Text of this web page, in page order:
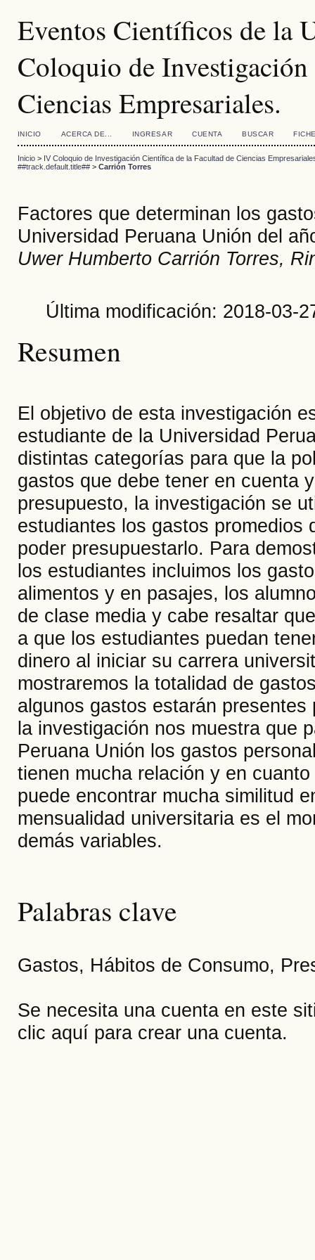
Eventos Científicos de la
Coloquio de
Ciencias Empresariales.
INICIO ACERCA DE... INGRESAR CUENTA BUSCAR
Inicio> IV Coloquio de Investigación Científica de la Facultad de Ciencias
##track.default.title##> Carrión Torres
Factores que determinan los
Universidad Peruana Unión del
Uwer Humberto Carrión Torres,
Última modificación: 2018-03-
Resumen
El objetivo de esta investigación
estudiante de la Universidad
distintas categorías para que la
gastos que debe tener en cuenta
presupuesto, la investigación se
estudiantes los gastos promedios
poder presupuestarlo. Para
los estudiantes incluimos los
alimentos y en pasajes, los
de clase media y cabe resaltar
a que los estudiantes puedan
dinero al iniciar su carrera
mostraremos la totalidad de
algunos gastos estarán
la investigación nos muestra que
Peruana Unión los gastos
tienen mucha relación y en
puede encontrar mucha similitud
mensualidad universitaria es el
demás variables.
Palabras clave
Gastos, Hábitos de Consumo,
Se necesita una cuenta en este
clic aquí para crear una cuenta.